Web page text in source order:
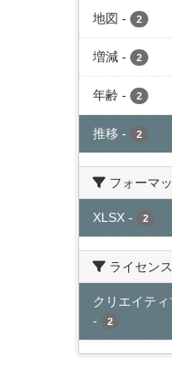
地図 - 2
増減 - 2
年齢 - 2
推移 - 2
フォーマ
XLSX - 2
ライセンス
クリエイティ
-
2